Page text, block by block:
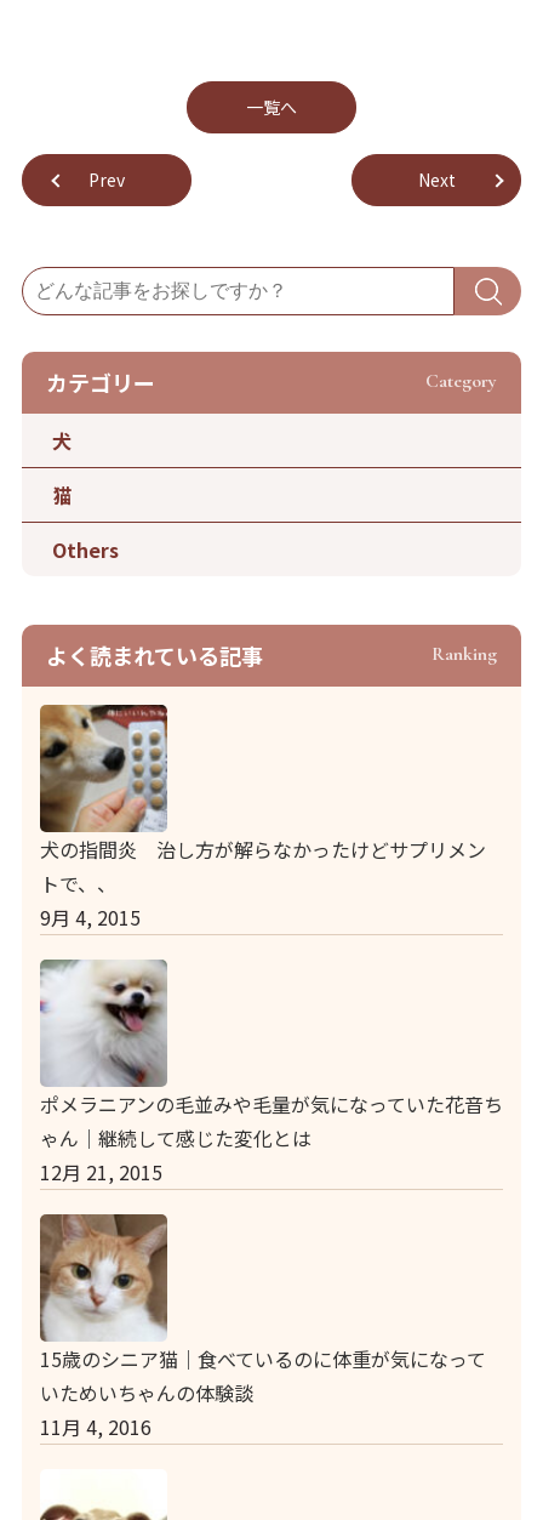
Prev
⼀覧へ
Next
カテゴリー Category
犬
猫
Others
よく読まれている記事 Ranking
犬の指間炎 治し方が解らなかったけどサプリメン
トで、、
9月 4, 2015
ポメラニアンの毛並みや毛量が気になっていた花音ち
ゃん｜継続して感じた変化とは
12月 21, 2015
15歳のシニア猫｜食べているのに体重が気になって
いためいちゃんの体験談
11月 4, 2016